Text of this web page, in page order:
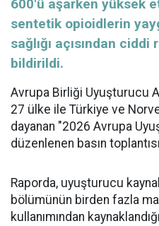
600'ü aşarken yüksek
sentetik opioidlerin
sağlığı açısından
bildirildi.
Avrupa Birliği Uyuşturucu
27 ülke ile Türkiye ve
dayanan "2026 Avrupa
düzenlenen basın
Raporda, uyuşturucu
bölümünün birden fazla
kullanımından